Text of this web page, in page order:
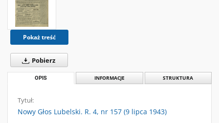
Pokaż treść
Pobierz
OPIS INFORMACJE STRUKTURA
Tytuł:
Nowy Głos Lubelski. R. 4, nr 157 (9 lipca 1943)